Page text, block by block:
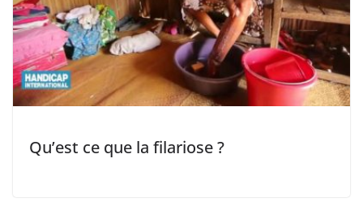
Qu’est ce que la filariose ?